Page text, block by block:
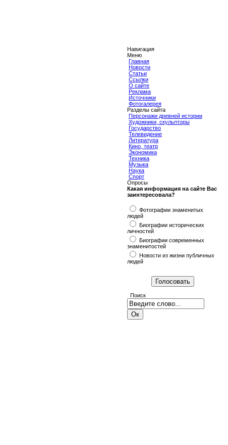
Навигация
Меню
Главная
Новости
Статьи
Ссылки
О сайте
Реклама
Источники
Фотогалерея
Разделы сайта
Персонажи древней истории
Художники, скульпторы
Государство
Телевидение
Литература
Кино, театр
Экономика
Техника
Музыка
Наука
Спорт
Опросы
Какая информация на сайте Вас
заинтересовала?
Фотографии знаменитых
людей
Биографии исторических
личностей
Биографии современных
знаменитостей
Новости из жизни публичных
людей
Поиск